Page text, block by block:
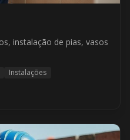
instalação de pias, vasos
Instalações